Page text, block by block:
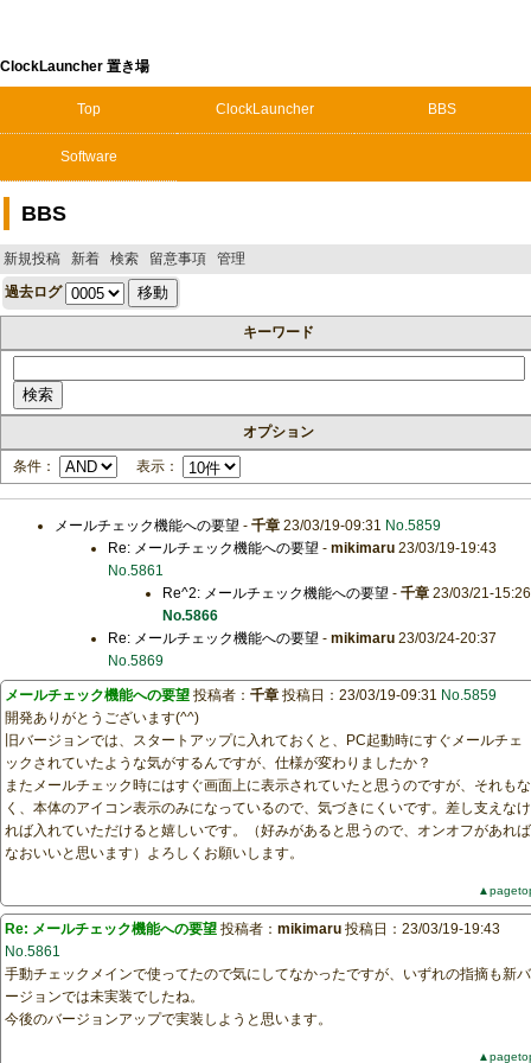
ClockLauncher 置き場
Top ClockLauncher BBS
Software
BBS
新規投稿 新着 検索 留意事項 管理
過去ログ
キーワード
オプション
条件： 表示：
メールチェック機能への要望 - 千章23/03/19-09:31 No.5859
Re: メールチェック機能への要望 -mikimaru 23/03/19-19:43
No.5861
Re^2: メールチェック機能への要望 - 千章23/03/21-15:26
No.5866
Re: メールチェック機能への要望 -mikimaru 23/03/24-20:37
No.5869
メールチェック機能への要望 投稿者： 千章 投稿日：23/03/19-09:31 No.5859
開発ありがとうございます(^^)
旧バージョンでは、スタートアップに入れておくと、PC起動時にすぐメールチェ
ックされていたような気がするんですが、仕様が変わりましたか？
またメールチェック時にはすぐ画面上に表示されていたと思うのですが、それもな
く、本体のアイコン表示のみになっているので、気づきにくいです。差し支えなけ
れば入れていただけると嬉しいです。（好みがあると思うので、オンオフがあれば
なおいいと思います）よろしくお願いします。
Re: メールチェック機能への要望 投稿者： mikimaru 投稿日：23/03/19-19:43
No.5861
手動チェックメインで使ってたので気にしてなかったですが、いずれの指摘も新バ
ージョンでは未実装でしたね。
今後のバージョンアップで実装しようと思います。